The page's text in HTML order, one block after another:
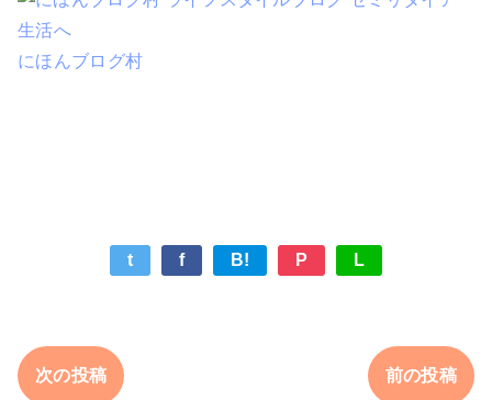
にほんブログ村
t f B! P L
次の投稿 前の投稿